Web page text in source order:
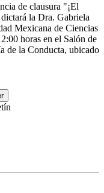
de clausura "¡El
la Dra. Gabriela
Mexicana de Ciencias
horas en el Salón de
de la Conducta, ubicado